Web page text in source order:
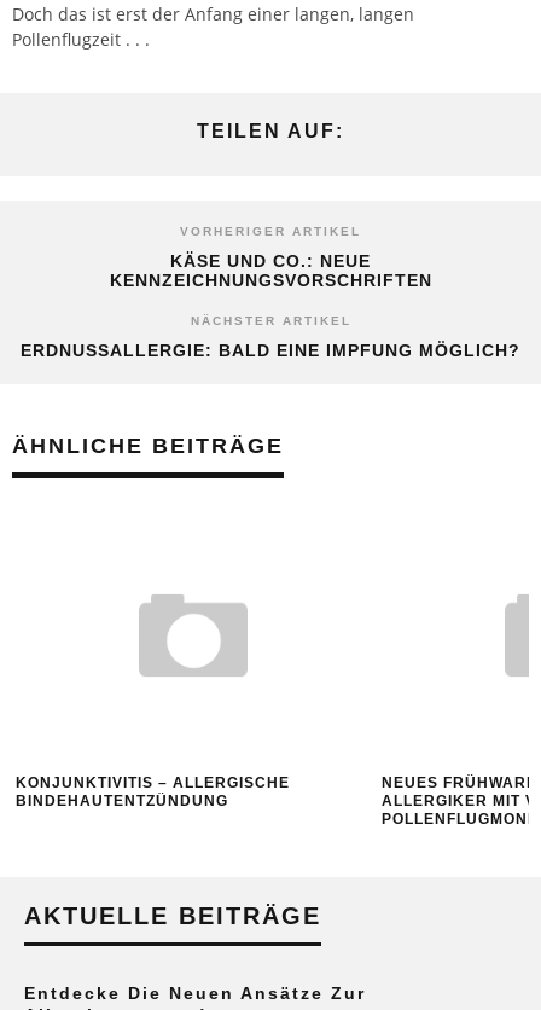
Doch das ist erst der Anfang einer langen, langen
Pollenflugzeit . . .
TEILEN AUF:
VORHERIGER ARTIKEL
KÄSE UND CO.: NEUE
KENNZEICHNUNGSVORSCHRIFTEN
NÄCHSTER ARTIKEL
ERDNUSSALLERGIE: BALD EINE IMPFUNG MÖGLICH?
ÄHNLICHE BEITRÄGE
KONJUNKTIVITIS – ALLERGISCHE
BINDEHAUTENTZÜNDUNG
NEUES
ALLERGIKER MIT
AKTUELLE BEITRÄGE
Entdecke Die Neuen Ansätze Zur